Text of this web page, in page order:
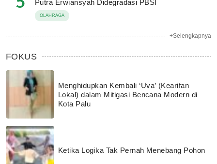
Putra Erwiansyah Didegradasi PBSI
OLAHRAGA
+Selengkapnya
FOKUS
Menghidupkan Kembali ‘Uva’ (Kearifan
Lokal) dalam Mitigasi Bencana Modern di
Kota Palu
Ketika Logika Tak Pernah Menebang Pohon